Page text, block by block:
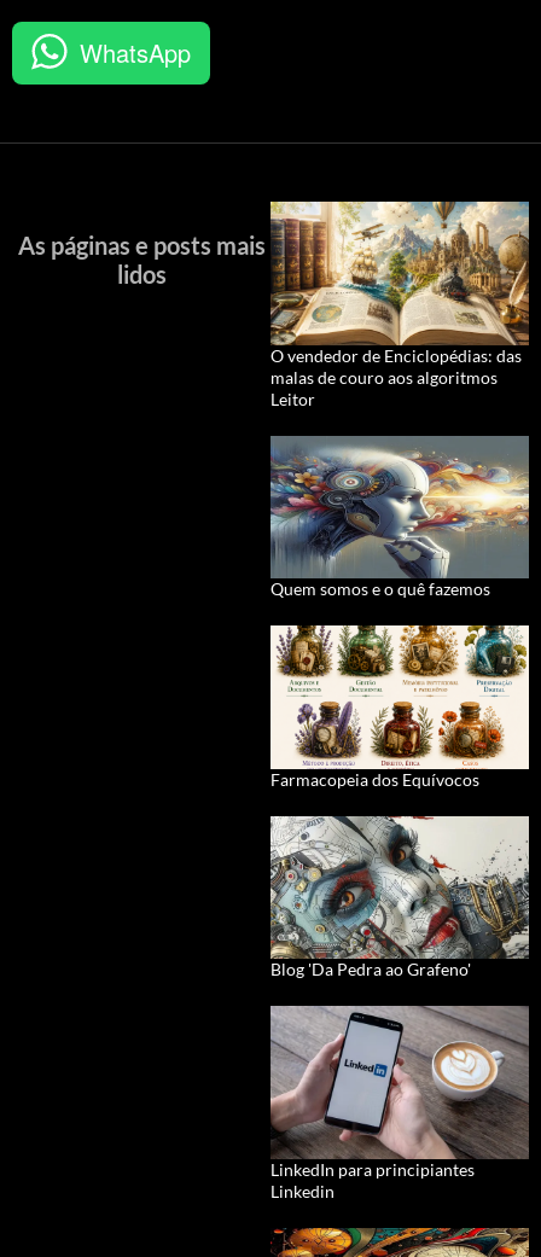
WhatsApp
As páginas e posts mais
lidos
O vendedor de Enciclopédias: das
malas de couro aos algoritmos
Leitor
Quem somos e o quê fazemos
Farmacopeia dos Equívocos
Blog 'Da Pedra ao Grafeno'
LinkedIn para principiantes
Linkedin